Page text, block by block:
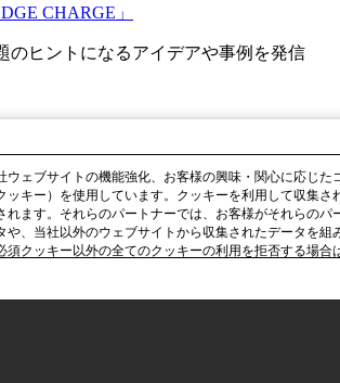
CHARGE」
のヒントになるアイデアや事例を発信
ウェブサイトの機能強化、お客様の興味・関心に応じ
ッキー）を使用しています。クッキーを利用して収集
れます。それらのパートナーでは、お客様がそれらの
や、当社以外のウェブサイトから収集されたデータを
須クッキー以外の全てのクッキーの利用を拒否する場